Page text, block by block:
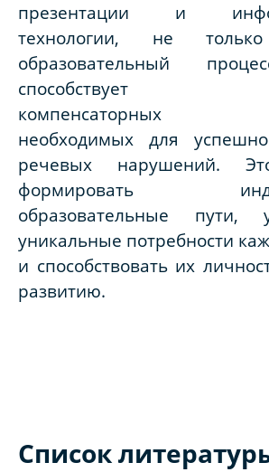
презентации и
технологии, не
образовательный
способствует
компенсаторных
необходимых для
речевых нарушений.
формировать
образовательные пути,
уникальные потребности
и способствовать их
развитию.
Список